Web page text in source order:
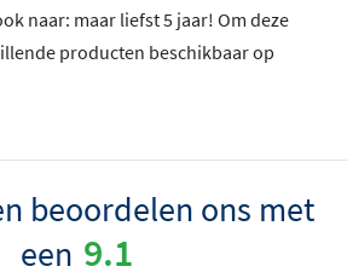
naar: maar liefst 5 jaar! Om deze
producten beschikbaar op
beoordelen ons met
een 9.1